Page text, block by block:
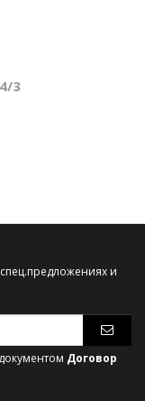
3
и
Договор